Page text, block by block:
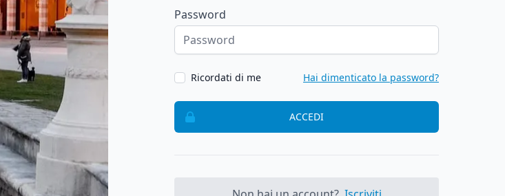
Password
Ricordati di me Hai dimenticato la password?
ACCEDI